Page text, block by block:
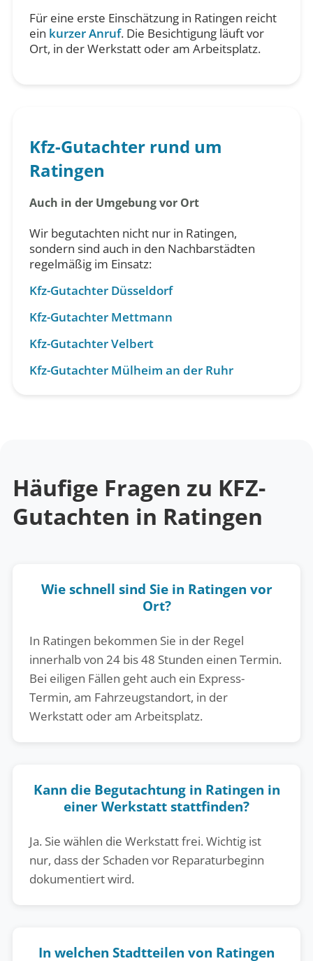
Für eine erste Einschätzung in Ratingen reicht
ein kurzer Anruf. Die Besichtigung läuft vor
Ort, in der Werkstatt oder am Arbeitsplatz.
Kfz-Gutachter rund um
Ratingen
Auch in der Umgebung vor Ort
Wir begutachten nicht nur in Ratingen,
sondern sind auch in den Nachbarstädten
regelmäßig im Einsatz:
Kfz-Gutachter Düsseldorf
Kfz-Gutachter Mettmann
Kfz-Gutachter Velbert
Kfz-Gutachter Mülheim an der Ruhr
Häufige Fragen zu KFZ-
Gutachten in Ratingen
Wie schnell sind Sie in Ratingen vor
Ort?
In Ratingen bekommen Sie in der Regel
innerhalb von 24 bis 48 Stunden einen Termin.
Bei eiligen Fällen geht auch ein Express-
Termin, am Fahrzeugstandort, in der
Werkstatt oder am Arbeitsplatz.
Kann die Begutachtung in Ratingen in
einer Werkstatt stattfinden?
Ja. Sie wählen die Werkstatt frei. Wichtig ist
nur, dass der Schaden vor Reparaturbeginn
dokumentiert wird.
In welchen Stadtteilen von Ratingen